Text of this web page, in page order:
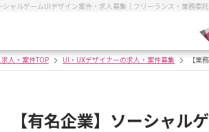
シャルゲームUIデザイン案件・求人募集｜フリーランス・業務委
人・案件TOP UI・UXデザイナーの求人・案件募集 【業
【有名企業】ソーシャル